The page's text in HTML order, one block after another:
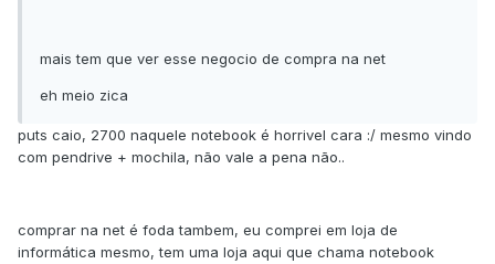
mais tem que ver esse negocio de compra na net
eh meio zica
puts caio, 2700 naquele notebook é horrivel cara :/ mesmo vindo
com pendrive + mochila, não vale a pena não..
comprar na net é foda tambem, eu comprei em loja de
informática mesmo, tem uma loja aqui que chama notebook